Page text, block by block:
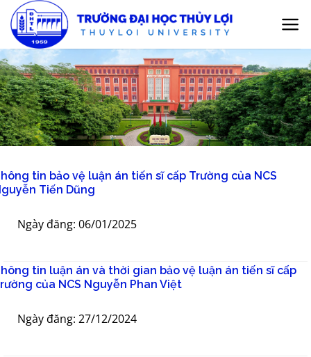
qua
nội
dung
tin bảo vệ luận án tiến sĩ cấp Trường của NCS
Tiến Dũng
Ngày đăng: 06/01/2025
tin luận án và thời gian bảo vệ luận án tiến sĩ cấp
của NCS Nguyễn Phan Việt
Ngày đăng: 27/12/2024